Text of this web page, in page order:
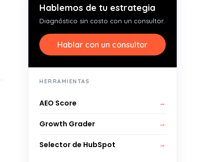
Hablemos de tu estrategia
Diagnóstico sin costo con un consultor.
Hablar con un consultor
HERRAMIENTAS
AEO Score →
Growth Grader →
Selector de HubSpot →